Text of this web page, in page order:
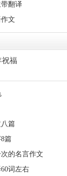
翻译
文
祝福
篇
篇
的名言作文
词左右